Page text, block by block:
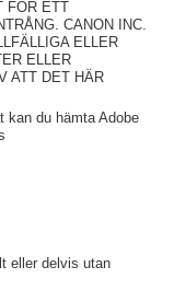
FÖR ETT
CANON INC.
ELLER
ELLER
ATT DET HÄR
kan du hämta Adobe
eller delvis utan